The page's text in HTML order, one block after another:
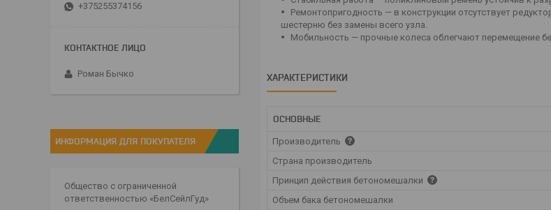
Ремонтопригодность — в конструкции отсутствует
шестерню без замены всего узла.
Мобильность — прочные колеса облегчают перемещение
ХАРАКТЕРИСТИКИ
ОСНОВНЫЕ
Производитель
Страна производитель
Принцип действия бетономешалки
Объем бака бетономешалки
+375255374156
Роман Бычко
ИНФОРМАЦИЯ ДЛЯ ПОКУПАТЕЛЯ
Общество с ограниченной
ответственностью «БелСейлГуд»